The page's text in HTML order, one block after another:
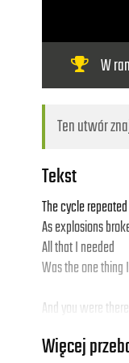
W
Ten utwór
Tekst
The cycle repeated
As explosions
All that I needed
Was the one
And you were
Więcej